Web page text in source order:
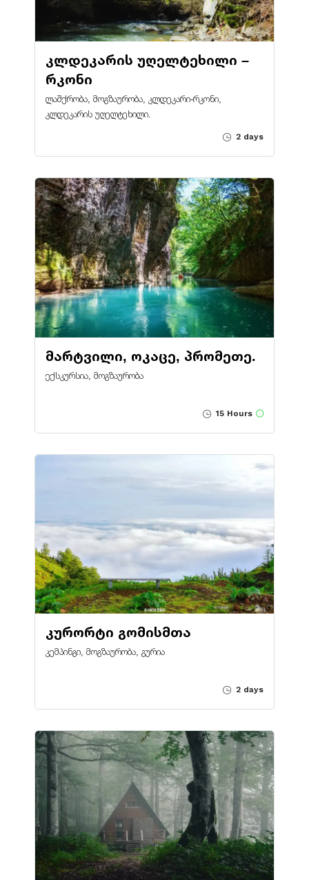
კლდეკარის უღელტეხილი –
რკონი
ლაშქრობა, მოგზაურობა, კლდეკარი-რკონი,
კლდეკარის უღელტეხილი.
2 days
მარტვილი, ოკაცე, პრომეთე.
ექსკურსია, მოგზაურობა
15 Hours
კურორტი გომისმთა
კემპინგი, მოგზაურობა, გურია
2 days